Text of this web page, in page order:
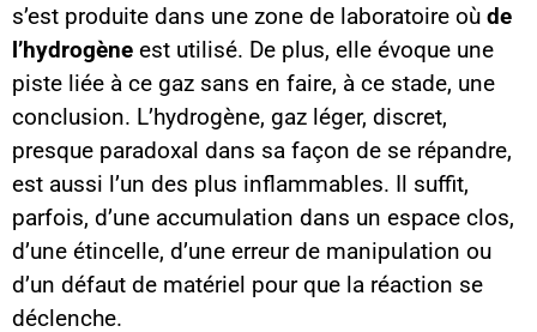
s’est produite dans une zone de laboratoire où de
l’hydrogène est utilisé. De plus, elle évoque une
piste liée à ce gaz sans en faire, à ce stade, une
conclusion. L’hydrogène, gaz léger, discret,
presque paradoxal dans sa façon de se répandre,
est aussi l’un des plus inflammables. Il suffit,
parfois, d’une accumulation dans un espace clos,
d’une étincelle, d’une erreur de manipulation ou
d’un défaut de matériel pour que la réaction se
déclenche.